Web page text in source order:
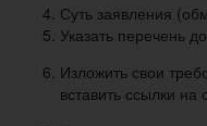
Суть заявления
Указать перечень
Изложить свои
вставить ссылки на